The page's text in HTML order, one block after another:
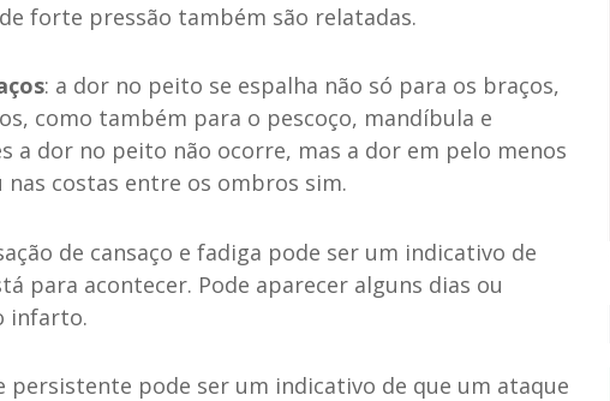
forte pressão também são relatadas.
: a dor no peito se espalha não só para os braços,
como também para o pescoço, mandíbula e
a dor no peito não ocorre, mas a dor em pelo menos
nas costas entre os ombros sim.
de cansaço e fadiga pode ser um indicativo de
para acontecer. Pode aparecer alguns dias ou
infarto.
persistente pode ser um indicativo de que um ataque